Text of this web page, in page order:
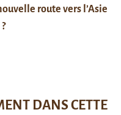
route vers l’Asie
DANS CETTE